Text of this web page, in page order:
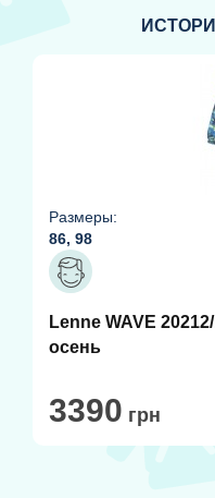
Размеры:
86, 98
Lenne WAVE
осень
3390 грн